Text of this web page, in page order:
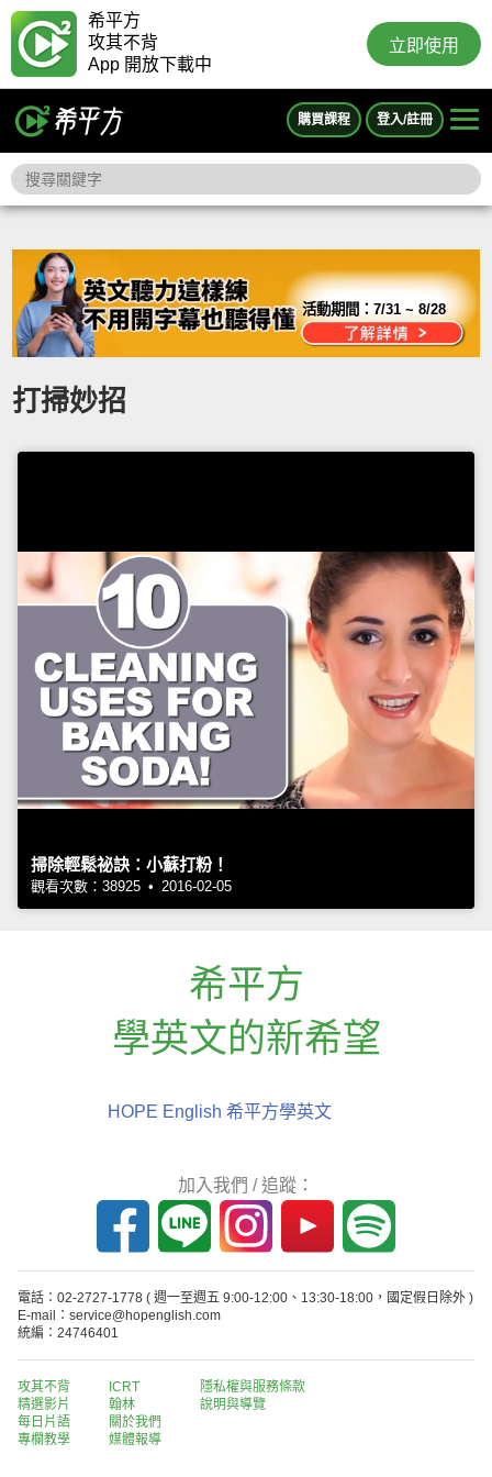
希平方
攻其不背
App 開放下載中
立即使用
購買課程 登入/註冊
活動期間：7/31 ~ 8/28
打掃妙招
掃除輕鬆祕訣：小蘇打粉！
觀看次數：38925 • 2016-02-05
希平方
學英文的新希望
HOPE English 希平方學英文
加入我們 / 追蹤：
電話：02-2727-1778 ( 週一至週五 9:00-12:00、13:30-18:00，國定假日除外 )
E-mail：service@hopenglish.com
統編：24746401
攻其不背
精選影片
每日片語
專欄教學
ICRT
翰林
關於我們
媒體報導
隱私權與服務條款
說明與導覽